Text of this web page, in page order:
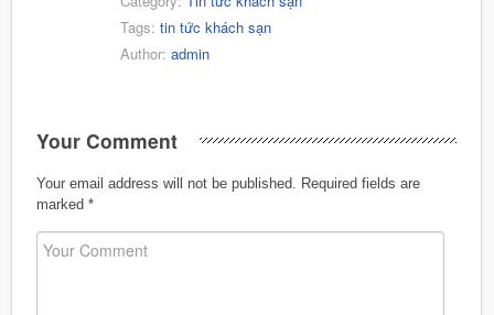
Tags: tin tức khách sạn
Author: admin
Your Comment
Your email address will not be published. Required fields are
marked *